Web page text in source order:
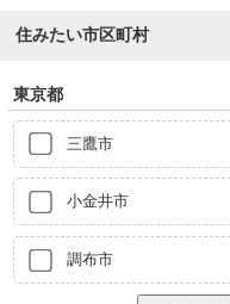
住みたい市区町村
東京都
三鷹市
小金井市
調布市